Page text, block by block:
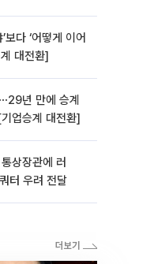
보다 ‘어떻게 이어
대전환]
년 만에 승계
업승계 대전환]
상장관에 러
터 우려 전달